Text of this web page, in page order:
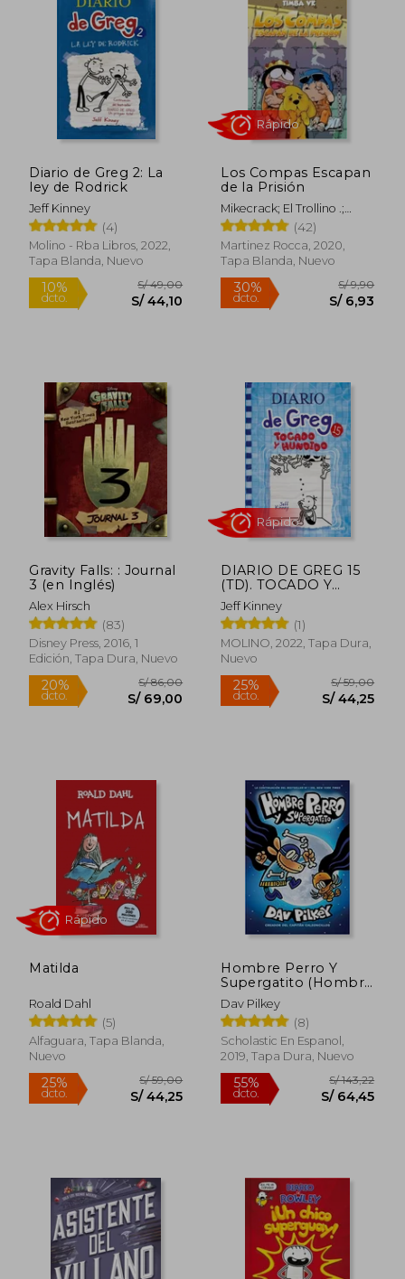
Diario de Greg 2: La
ley de Rodrick
Jeff Kinney
(4)
Molino - Rba Libros, 2022,
Tapa Blanda, Nuevo
10%
dcto.
S/ 49,00
S/ 44,10
Los Compas Escapan
de la Prisión
Mikecrack; El Trollino .;
Timba VK
(42)
Martinez Rocca, 2020,
Tapa Blanda, Nuevo
30%
dcto.
Rápido
Gravity Falls: : Journal
3 (en Inglés)
Alex Hirsch
(83)
Disney Press, 2016, 1
Edición, Tapa Dura, Nuevo
dcto.
DIARIO DE GREG 15
(TD). TOCADO Y
HUNDIDO
Jeff Kinney
(1)
MOLINO, 2022, Tapa Dura,
Nuevo
25%
dcto.
Matilda
Roald Dahl
(5)
Alfaguara, Tapa Blanda,
Nuevo
Rápido
Hombre Perro Y
Supergatito (Hombre
Perro #4)
Dav Pilkey
(8)
Scholastic En Espanol,
2019, Tapa Dura, Nuevo